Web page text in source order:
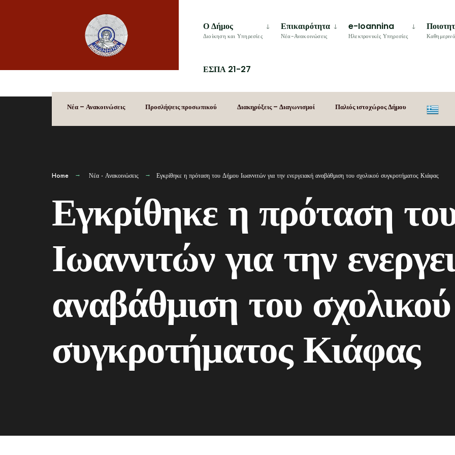
Ο Δήμος
Διοίκηση και Υπηρεσίες
Επικαιρότητα
Νέα-Ανακοινώσεις
e-Ioannina
Ηλεκτρονικές Υπηρεσίες
ΕΣΠΑ 21-27
Νέα – Ανακοινώσεις Προσλήψεις προσωπικού Διακηρύξεις – Διαγωνισμοί Παλιός ιστοχώρος Δήμου
Home Νέα - Ανακοινώσεις Εγκρίθηκε η πρόταση του Δήμου Ιωαννιτών για την ενεργειακή αναβάθμιση του σχολικού συγκροτήματος Κιάφας
Εγκρίθηκε η πρόταση
Ιωαννιτών για την
αναβάθμιση του σχολικού
συγκροτήματος Κιάφας